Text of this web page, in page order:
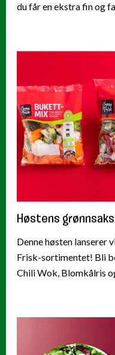
du får en ekstra fin og
Høstens
Denne høsten lanserer
Frisk-sortimentet! Bli
Chili Wok, Blomkålris